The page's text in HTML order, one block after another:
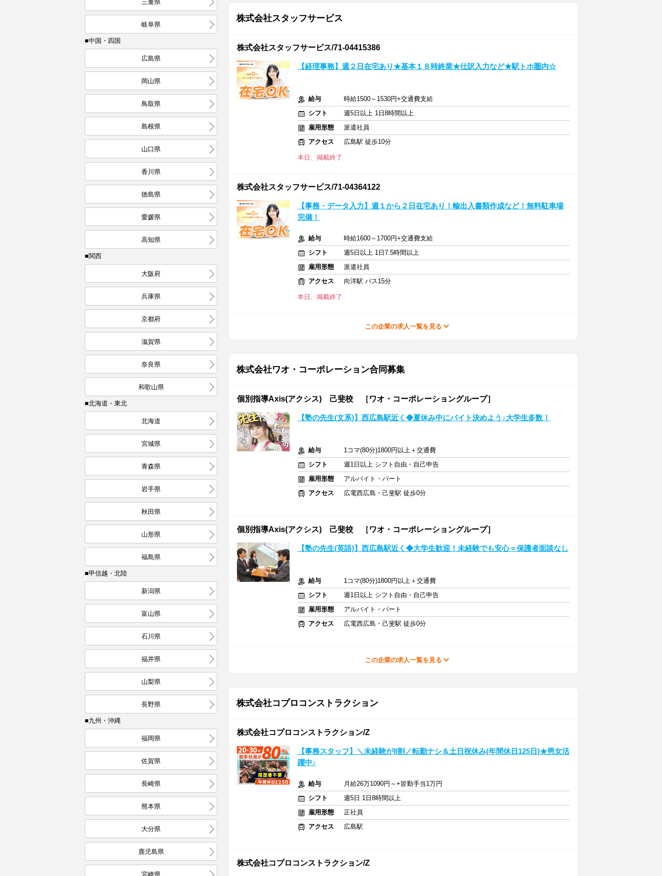
三重県
岐阜県
■中国・四国
広島県
岡山県
鳥取県
島根県
山口県
香川県
徳島県
愛媛県
高知県
■関西
大阪府
兵庫県
京都府
滋賀県
奈良県
和歌山県
■北海道・東北
北海道
宮城県
青森県
岩手県
秋田県
山形県
福島県
■甲信越・北陸
新潟県
富山県
石川県
福井県
山梨県
長野県
■九州・沖縄
福岡県
佐賀県
長崎県
熊本県
大分県
鹿児島県
宮崎県
株式会社スタッフサービス
株式会社スタッフサービス/71-04415386
【経理事務】週２日在宅あり★基本１８時終業★仕訳入力など★駅トホ圏内☆
給与
時給1500～1530円+交通費支給
シフト
週5日以上 1日8時間以上
雇用形態
派遣社員
アクセス
広島駅 徒歩10分
本日、掲載終了
株式会社スタッフサービス/71-04364122
【事務・データ入力】週１から２日在宅あり！輸出入書類作成など！無料駐車場
完備！
給与
時給1600～1700円+交通費支給
シフト
週5日以上 1日7.5時間以上
雇用形態
派遣社員
アクセス
向洋駅 バス15分
本日、掲載終了
この企業の求人一覧を見る
株式会社ワオ・コーポレーション合同募集
個別指導Axis(アクシス) 己斐校 ［ワオ・コーポレーショングループ］
【塾の先生(文系)】西広島駅近く◆夏休み中にバイト決めよう♪大学生多数！
給与
1コマ(80分)1800円以上＋交通費
シフト
週1日以上 シフト自由・自己申告
雇用形態
アルバイト・パート
アクセス
広電西広島・己斐駅 徒歩0分
個別指導Axis(アクシス) 己斐校 ［ワオ・コーポレーショングループ］
【塾の先生(英語)】西広島駅近く◆大学生歓迎！未経験でも安心＝保護者面談なし
給与
1コマ(80分)1800円以上＋交通費
シフト
週1日以上 シフト自由・自己申告
雇用形態
アルバイト・パート
アクセス
広電西広島・己斐駅 徒歩0分
この企業の求人一覧を見る
株式会社コプロコンストラクション
株式会社コプロコンストラクション/Z
【事務スタッフ】＼未経験が8割／転勤ナシ＆土日祝休み(年間休日125日)★男女活
躍中♪
給与
月給26万1090円～+皆勤手当1万円
シフト
週5日 1日8時間以上
雇用形態
正社員
アクセス
広島駅
株式会社コプロコンストラクション/Z